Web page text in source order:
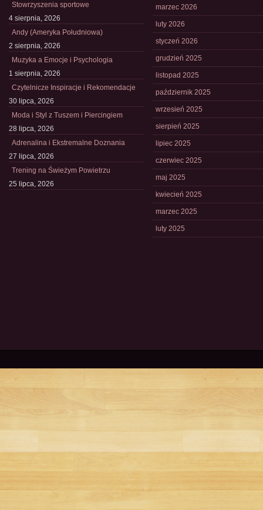
Stowrzyszenia sportowe
4 sierpnia, 2026
Andy (Ameryka Południowa)
2 sierpnia, 2026
Muzyka a Emocje i Psychologia
1 sierpnia, 2026
Czytelnicze Inspiracje i Rekomendacje
30 lipca, 2026
Moda i Styl z Tuszem i Piercingiem
28 lipca, 2026
Adrenalina i Ekstremalne Doznania
27 lipca, 2026
Trening na Świeżym Powietrzu
25 lipca, 2026
marzec 2026
luty 2026
styczeń 2026
grudzień 2025
listopad 2025
październik 2025
wrzesień 2025
sierpień 2025
lipiec 2025
czerwiec 2025
maj 2025
kwiecień 2025
marzec 2025
luty 2025